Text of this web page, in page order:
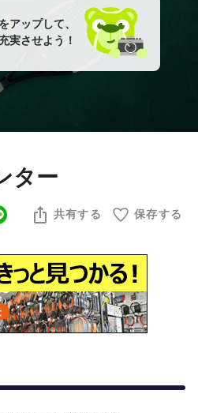
アップして、
実させよう！
ター
共有する 保存する